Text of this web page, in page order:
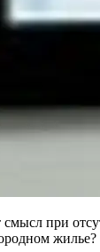
при
жилье?